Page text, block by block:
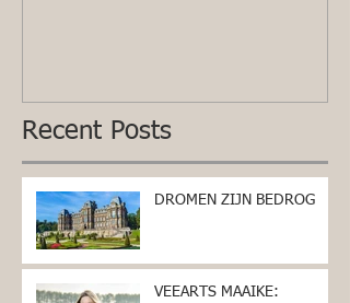
Recent Posts
DROMEN ZIJN BEDROG
VEEARTS MAAIKE: